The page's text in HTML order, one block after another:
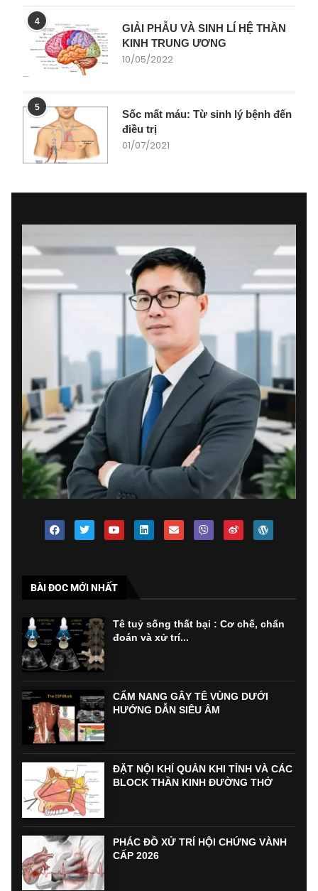
4
GIẢI PHẪU VÀ SINH LÍ HỆ THẦN
KINH TRUNG ƯƠNG
10/05/2022
5
Sốc mất máu: Từ sinh lý bệnh đến
điều trị
01/07/2021
BÀI ĐOC MỚI NHẤT
Tê tuỷ sống thất bại : Cơ chế, chẩn
đoán và xử trí...
CẨM NANG GÂY TÊ VÙNG DƯỚI
HƯỚNG DẪN SIÊU ÂM
ĐẶT NỘI KHÍ QUẢN KHI TỈNH VÀ CÁC
BLOCK THẦN KINH ĐƯỜNG THỞ
PHÁC ĐỒ XỬ TRÍ HỘI CHỨNG VÀNH
CẤP 2026